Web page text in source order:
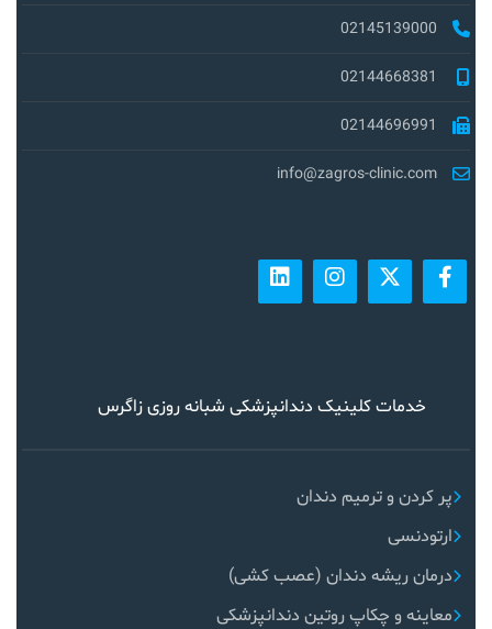
02145139000
02144668381
02144696991
info@zagros-clinic.com
خدمات کلینیک دندانپزشکی شبانه روزی زاگرس
پر کردن و ترمیم دندان
ارتودنسی
درمان ریشه دندان (عصب کشی)
معاینه و چکاپ روتین دندانپزشکی